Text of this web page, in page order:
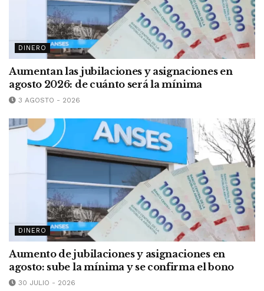
DINERO
Aumentan las jubilaciones y asignaciones en
agosto 2026: de cuánto será la mínima
3 AGOSTO - 2026
DINERO
Aumento de jubilaciones y asignaciones en
agosto: sube la mínima y se confirma el bono
30 JULIO - 2026